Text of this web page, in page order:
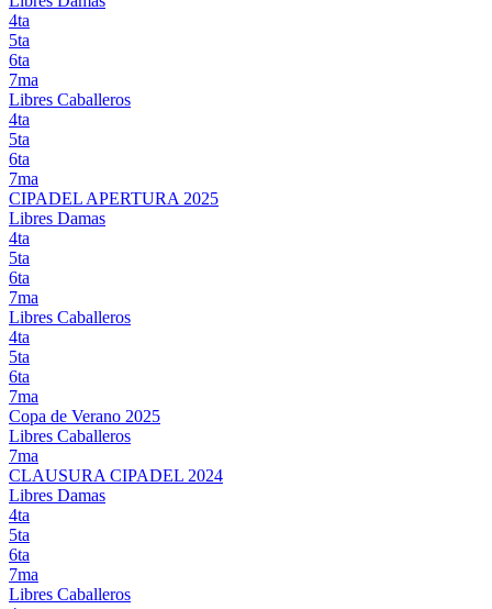
4ta
5ta
6ta
7ma
Libres Caballeros
4ta
5ta
6ta
7ma
CIPADEL APERTURA 2025
Libres Damas
4ta
5ta
6ta
7ma
Libres Caballeros
4ta
5ta
6ta
7ma
Copa de Verano 2025
Libres Caballeros
7ma
CLAUSURA CIPADEL 2024
Libres Damas
4ta
5ta
6ta
7ma
Libres Caballeros